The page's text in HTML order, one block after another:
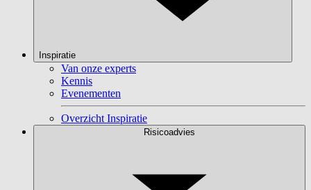
Inspiratie
Van onze experts
Kennis
Evenementen
Overzicht Inspiratie
Risicoadvies